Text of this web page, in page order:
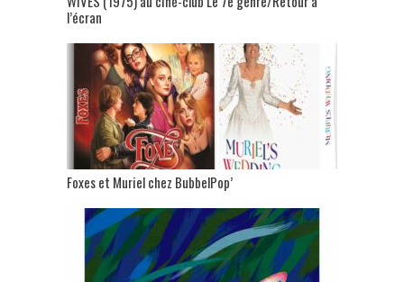
l’écran
Foxes et Muriel chez BubbelPop’